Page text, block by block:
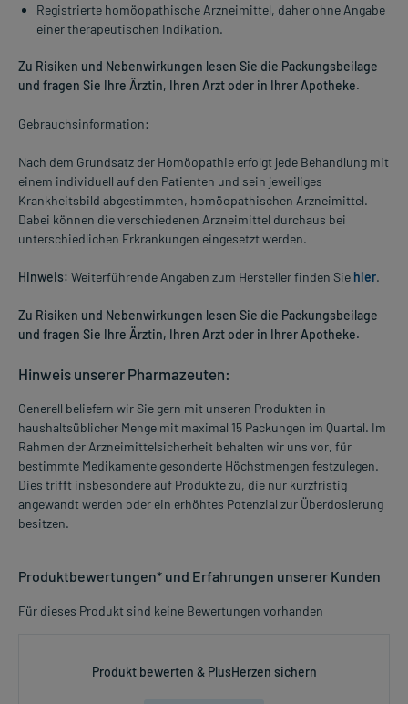
Registrierte homöopathische Arzneimittel, daher ohne Angabe
einer therapeutischen Indikation.
Zu Risiken und Nebenwirkungen lesen Sie die Packungsbeilage
und fragen Sie Ihre Ärztin, Ihren Arzt oder in Ihrer Apotheke.
Gebrauchsinformation:
Nach dem Grundsatz der Homöopathie erfolgt jede Behandlung mit
einem individuell auf den Patienten und sein jeweiliges
Krankheitsbild abgestimmten, homöopathischen Arzneimittel.
Dabei können die verschiedenen Arzneimittel durchaus bei
unterschiedlichen Erkrankungen eingesetzt werden.
Hinweis: Weiterführende Angaben zum Hersteller finden Sie hier.
Zu Risiken und Nebenwirkungen lesen Sie die Packungsbeilage
und fragen Sie Ihre Ärztin, Ihren Arzt oder in Ihrer Apotheke.
Hinweis unserer Pharmazeuten:
Generell beliefern wir Sie gern mit unseren Produkten in
haushaltsüblicher Menge mit maximal 15 Packungen im Quartal. Im
Rahmen der Arzneimittelsicherheit behalten wir uns vor, für
bestimmte Medikamente gesonderte Höchstmengen festzulegen.
Dies trifft insbesondere auf Produkte zu, die nur kurzfristig
angewandt werden oder ein erhöhtes Potenzial zur Überdosierung
besitzen.
Produktbewertungen* und Erfahrungen unserer Kunden
Für dieses Produkt sind keine Bewertungen vorhanden
Produkt bewerten & PlusHerzen sichern